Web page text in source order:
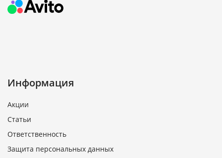
Информация
Акции
Статьи
Ответственность
Защита персональных данных